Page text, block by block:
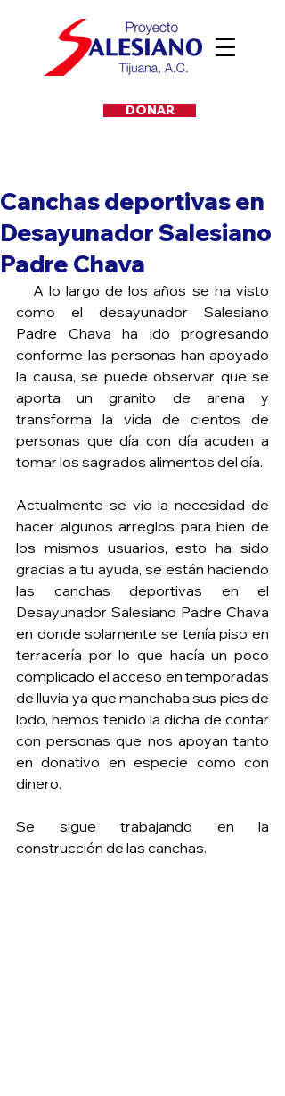
DONAR
Canchas deportivas en
Desayunador Salesiano
Padre Chava
como el desayunador Salesiano
Padre Chava ha ido progresando
conforme las personas han apoyado
la causa, se puede observar que se
aporta un granito de arena y
transforma la vida de cientos de
personas que día con día acuden a
tomar los sagrados alimentos del día.
Actualmente se vio la necesidad de
hacer algunos arreglos para bien de
los mismos usuarios, esto ha sido
gracias a tu ayuda, se están haciendo
las canchas deportivas en el
Desayunador Salesiano Padre Chava
en donde solamente se tenía piso en
terracería por lo que hacía un poco
complicado el acceso en temporadas
de lluvia ya que manchaba sus pies de
lodo, hemos tenido la dicha de contar
con personas que nos apoyan tanto
en donativo en especie como con
dinero.
Se sigue trabajando en la
construcción de las canchas.